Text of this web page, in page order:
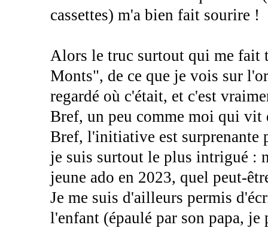
cassettes) m'a bien fait sourire !
Alors le truc surtout qui me fait
Monts", de ce que je vois sur
regardé où c'était, et c'est
Bref, un peu comme moi qui vit
Bref, l'initiative est surprenante
je suis surtout le plus intrigué :
jeune ado en 2023, quel peut-
Je me suis d'ailleurs permis
l'enfant (épaulé par son papa, je